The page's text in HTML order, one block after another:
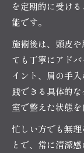
を定期的に受け
能です。
施術後は、頭皮
ても丁寧にアド
イント、眉の手
践できる具体的
室で整えた状態を
忙しい方でも無
とで、常に清潔